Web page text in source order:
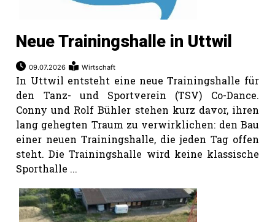
Neue Trainingshalle in Uttwil
09.07.2026 Wirtschaft
In Uttwil entsteht eine neue Trainingshalle für
den Tanz- und Sportverein (TSV) Co-Dance.
Conny und Rolf Bühler stehen kurz davor, ihren
lang gehegten Traum zu verwirklichen: den Bau
einer neuen Trainingshalle, die jeden Tag offen
steht. Die Trainingshalle wird keine klassische
Sporthalle ...